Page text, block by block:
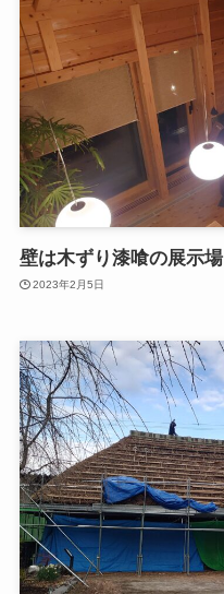
壁は木ずり漆喰の展示場
2023年2月5日